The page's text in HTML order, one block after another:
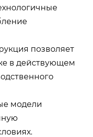
позволяет
в действующем
модели